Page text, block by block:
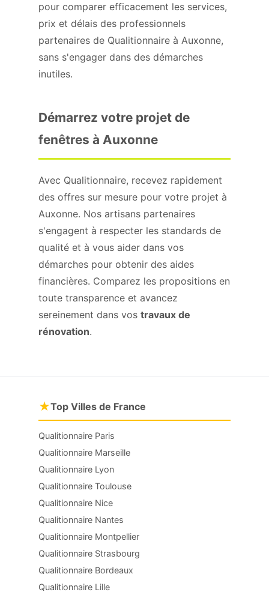
pour comparer efficacement les services,
prix et délais des professionnels
partenaires de Qualitionnaire à Auxonne,
sans s'engager dans des démarches
inutiles.
Démarrez votre projet de
fenêtres à Auxonne
Avec Qualitionnaire, recevez rapidement
des offres sur mesure pour votre projet à
Auxonne. Nos artisans partenaires
s'engagent à respecter les standards de
qualité et à vous aider dans vos
démarches pour obtenir des aides
financières. Comparez les propositions en
toute transparence et avancez
sereinement dans vos travaux de
rénovation.
★Top Villes de France
Qualitionnaire Paris
Qualitionnaire Marseille
Qualitionnaire Lyon
Qualitionnaire Toulouse
Qualitionnaire Nice
Qualitionnaire Nantes
Qualitionnaire Montpellier
Qualitionnaire Strasbourg
Qualitionnaire Bordeaux
Qualitionnaire Lille